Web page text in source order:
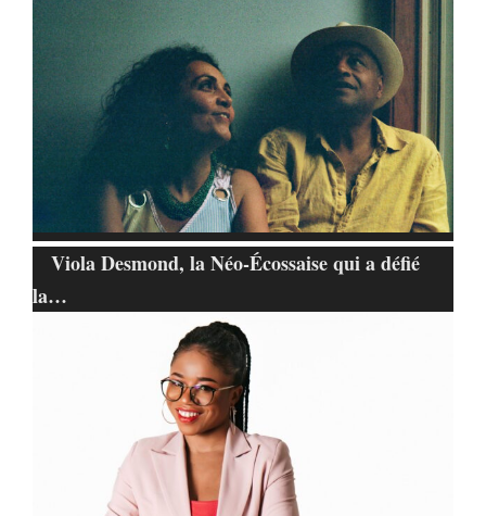
Viola Desmond, la Néo-Écossaise qui a défié
la…